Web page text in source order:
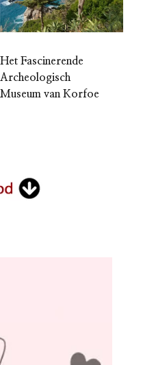
Het Fascinerende
Archeologisch
Museum van Korfoe